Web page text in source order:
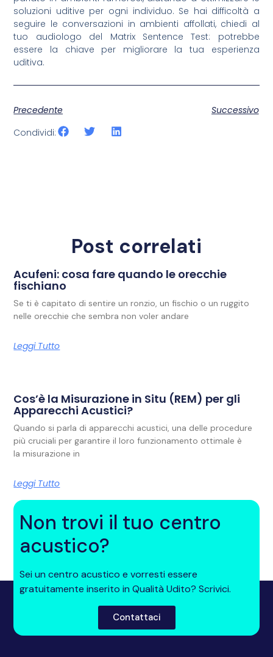
soluzioni uditive per ogni individuo. Se hai difficoltà a
seguire le conversazioni in ambienti affollati, chiedi al
tuo audiologo del Matrix Sentence Test: potrebbe
essere la chiave per migliorare la tua esperienza
uditiva.
Precedente
Successivo
Condividi:
Post correlati
Acufeni: cosa fare quando le orecchie
fischiano
Se ti è capitato di sentire un ronzio, un fischio o un ruggito
nelle orecchie che sembra non voler andare
Leggi Tutto
Cos’è la Misurazione in Situ (REM) per gli
Apparecchi Acustici?
Quando si parla di apparecchi acustici, una delle procedure
più cruciali per garantire il loro funzionamento ottimale è
la misurazione in
Leggi Tutto
Non trovi il tuo centro
acustico?
Sei un centro acustico e vorresti essere
gratuitamente inserito in Qualità Udito? Scrivici.
Contattaci